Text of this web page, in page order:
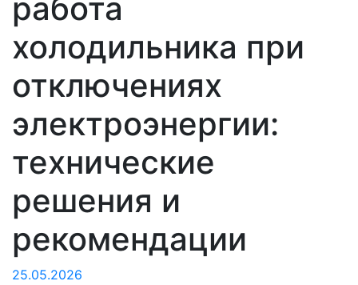
работа
холодильника при
отключениях
электроэнергии:
технические
решения и
рекомендации
25.05.2026